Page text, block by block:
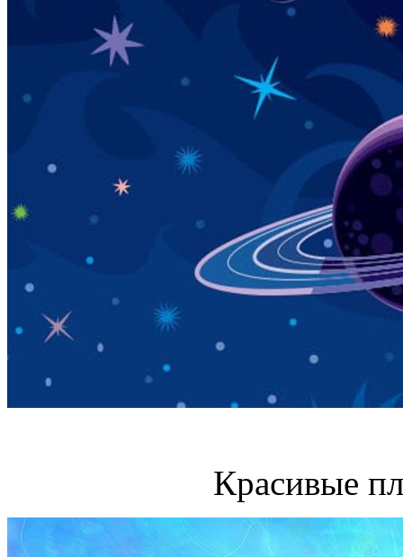
Красивые